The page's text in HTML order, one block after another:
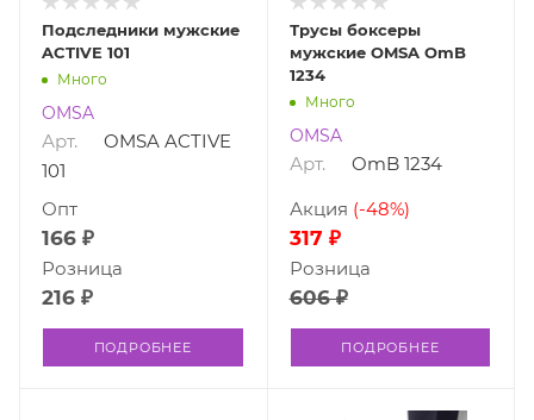
Подследники мужские
ACTIVE 101
Много
OMSA
Арт.
OMSA ACTIVE
101
166 ₽
Опт
216 ₽
Розница
ПОДРОБНЕЕ
Трусы боксеры
мужские OMSA OmB
1234
Много
OMSA
Арт. OmB 1234
317 ₽
Акция (-48%)
606 ₽
Розница
ПОДРОБНЕЕ